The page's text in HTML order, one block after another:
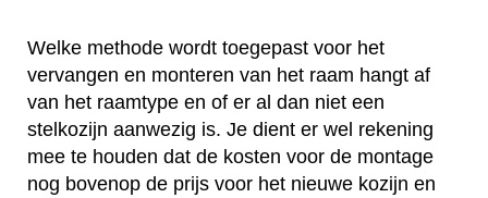
Welke methode wordt toegepast voor het
vervangen en monteren van het raam hangt af
van het raamtype en of er al dan niet een
stelkozijn aanwezig is. Je dient er wel rekening
mee te houden dat de kosten voor de montage
nog bovenop de prijs voor het nieuwe kozijn en